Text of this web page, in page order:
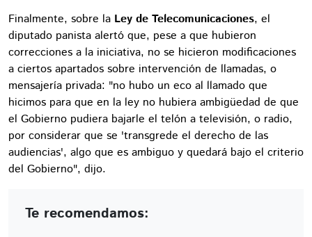
Finalmente, sobre la Ley de Telecomunicaciones, el
diputado panista alertó que, pese a que hubieron
correcciones a la iniciativa, no se hicieron modificaciones
a ciertos apartados sobre intervención de llamadas, o
mensajería privada: "no hubo un eco al llamado que
hicimos para que en la ley no hubiera ambigüedad de que
el Gobierno pudiera bajarle el telón a televisión, o radio,
por considerar que se 'transgrede el derecho de las
audiencias', algo que es ambiguo y quedará bajo el criterio
del Gobierno", dijo.
Te recomendamos: